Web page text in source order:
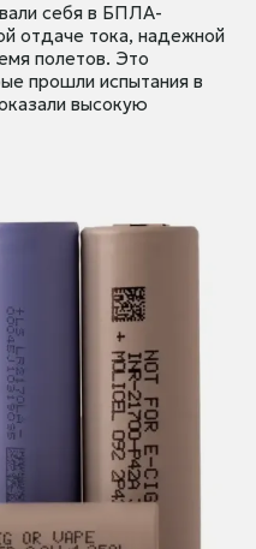
себя в БПЛА-
отдаче тока, надежной
полетов. Это
прошли испытания в
высокую